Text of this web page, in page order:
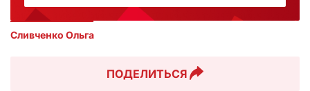
Сливченко Ольга
ПОДЕЛИТЬСЯ